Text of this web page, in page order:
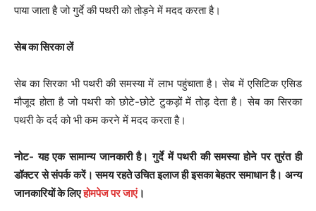
पाया जाता है जो गुर्दे की पथरी को तोड़ने में मदद करता है।
सेब का सिरका लें
सेब का सिरका भी पथरी की समस्या में लाभ पहुंचाता है। सेब में एसिटिक एसिड
मौजूद होता है जो पथरी को छोटे-छोटे टुकड़ों में तोड़ देता है। सेब का सिरका
पथरी के दर्द को भी कम करने में मदद करता है।
नोट- यह एक सामान्य जानकारी है। गुर्दे में पथरी की समस्या होने पर तुरंत ही
डॉक्टर से संपर्क करें। समय रहते उचित इलाज ही इसका बेहतर समाधान है। अन्य
जानकारियों के लिएहोमपेज पर जाएं।